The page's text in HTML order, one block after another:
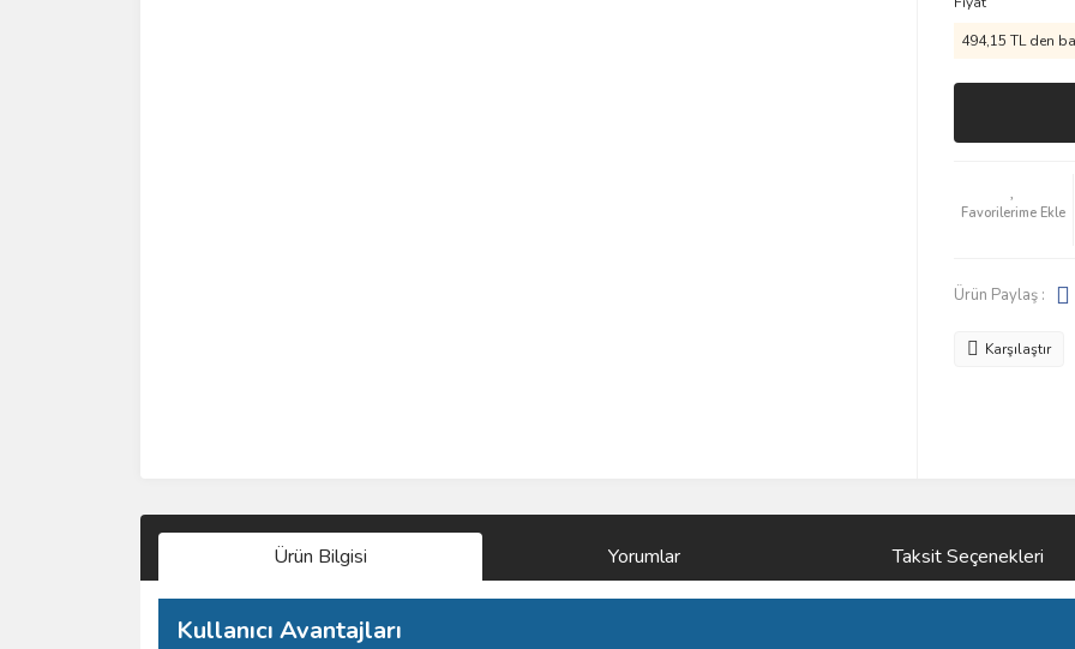
494,15 TL den
Ürün Paylaş :
Karşılaştır
Ürün Bilgisi Yorumlar Taksit Seçenekleri
Kullanıcı Avantajları